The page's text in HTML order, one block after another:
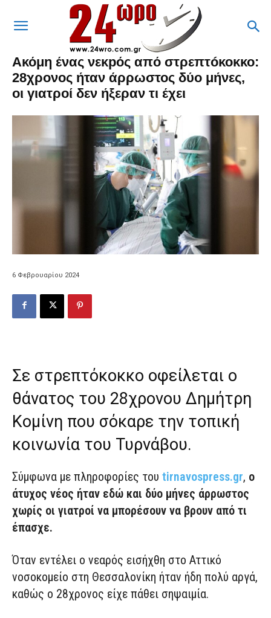
Ακόμη ένας νεκpός από στρεπτóκοκκο:
28χρονος ήταν άρρωστος δύο μήνες,
οι γιατροί δεν ήξεραν τι έχει
6 Φεβρουαρίου 2024
Σε στρεπτόκοκκο οφείλεται ο
θάνατος του 28χρονου Δημήτρη
Κομίνη που σόκαρε την τοπική
κοινωνία του Τυρνάβου.
Σύμφωνα με πληροφορίες του tirnavospress.gr, ο
άτυχος νέος ήταν εδώ και δύο μήνες άρρωστος
χωρίς οι γιατροί να μπορέσουν να βρουν από τι
έπασχε.
Όταν εντέλει ο νεαρός εισήχθη στο Αττικό
νοσοκομείο στη Θεσσαλονίκη ήταν ήδη πολύ αργά,
καθώς ο 28χρονος είχε πάθει σηψαιμία.